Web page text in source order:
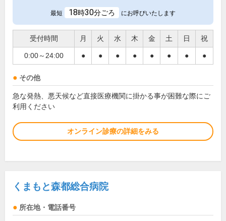
最短 18時30分ごろ にお呼びいたします
受付時間 月 火 水 木 金 土 日 祝
0:00～24:00 ● ● ● ● ● ● ● ●
その他
急な発熱、悪天候など直接医療機関に掛かる事が困難な際にご
利用ください
オンライン診療の詳細をみる
くまもと森都総合病院
所在地・電話番号